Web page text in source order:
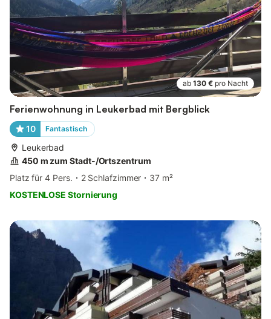
ab 130 € pro Nacht
Ferienwohnung in Leukerbad mit Bergblick
10 Fantastisch
Leukerbad
450 m zum Stadt-/Ortszentrum
Platz für 4 Pers.
2 Schlafzimmer
37 m²
KOSTENLOSE Stornierung